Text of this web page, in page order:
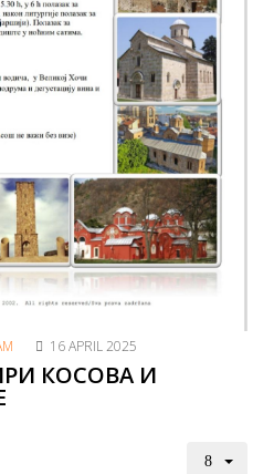
16 APRIL 2025
КОСОВА И